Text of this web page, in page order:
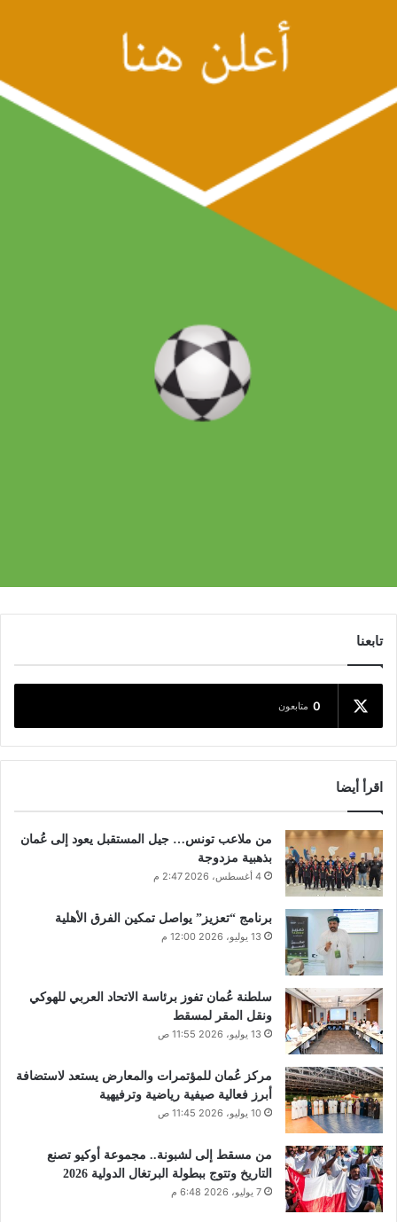
تابعنا
0 متابعون
اقرأ أيضا
من ملاعب تونس… جيل المستقبل يعود إلى عُمان
بذهبية مزدوجة
4 أغسطس، 2026 2:47 م
برنامج “تعزيز” يواصل تمكين الفرق الأهلية
13 يوليو، 2026 12:00 م
سلطنة عُمان تفوز برئاسة الاتحاد العربي للهوكي
ونقل المقر لمسقط
13 يوليو، 2026 11:55 ص
مركز عُمان للمؤتمرات والمعارض يستعد لاستضافة
أبرز فعالية صيفية رياضية وترفيهية
10 يوليو، 2026 11:45 ص
من مسقط إلى لشبونة.. مجموعة أوكيو تصنع
التاريخ وتتوج ببطولة البرتغال الدولية 2026
7 يوليو، 2026 6:48 م